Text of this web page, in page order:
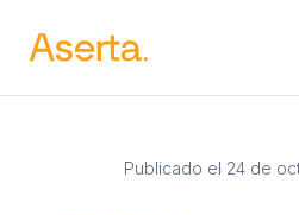
Saltar al contenido
Publicado el 24 de